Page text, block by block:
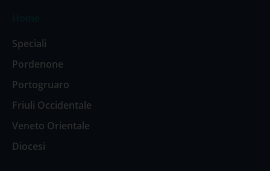
Speciali
Pordenone
Portogruaro
Friuli Occidentale
Veneto Orientale
Diocesi